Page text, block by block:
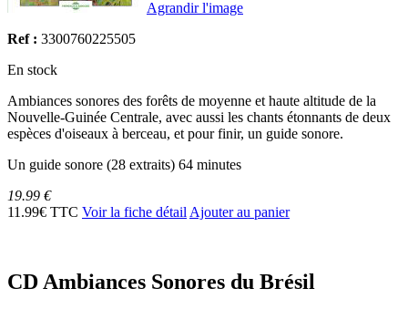
Agrandir l'image
Ref : 3300760225505
En stock
Ambiances sonores des forêts de moyenne et haute altitude de la
Nouvelle-Guinée Centrale, avec aussi les chants étonnants de deux
espèces d'oiseaux à berceau, et pour finir, un guide sonore.
Un guide sonore (28 extraits) 64 minutes
19.99 €
11.99€ TTC Voir la fiche détail Ajouter au panier
CD Ambiances Sonores du Brésil